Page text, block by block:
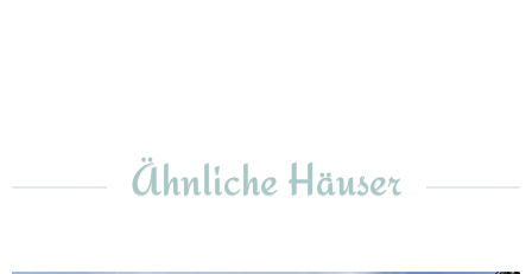
Ähnliche Häuser